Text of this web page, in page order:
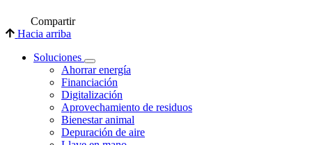
Compartir
Hacia arriba
Soluciones
Ahorrar energía
Financiación
Digitalización
Aprovechamiento de residuos
Bienestar animal
Depuración de aire